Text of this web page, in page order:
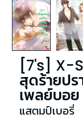
[7's] X-
สุดร้ายปร
เพลย์บอย
แสตมป์เบอรี่